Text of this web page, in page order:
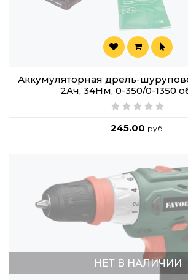
Аккумуляторная дрель-
2Ач, 34Нм, 0-350/0-1350
245.00 руб.
НЕТ В НАЛИЧИИ